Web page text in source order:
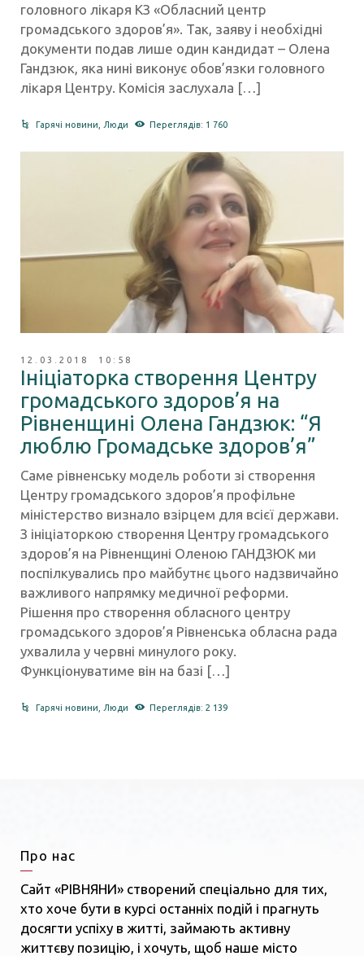
головного лікаря КЗ «Обласний центр
громадського здоров’я». Так, заяву і необхідні
документи подав лише один кандидат – Олена
Гандзюк, яка нині виконує обов’язки головного
лікаря Центру. Комісія заслухала […]
Гарячі новини Люди Переглядів: 1 760
12.03.2018 10:58
Ініціаторка створення Центру
громадського здоров’я на
Рівненщині Олена Гандзюк: “Я
люблю Громадське здоров’я”
Саме рівненську модель роботи зі створення
Центру громадського здоров’я профільне
міністерство визнало взірцем для всієї держави.
З ініціаторкою створення Центру громадського
здоров’я на Рівненщині Оленою ГАНДЗЮК ми
поспілкувались про майбутнє цього надзвичайно
важливого напрямку медичної реформи.
Рішення про створення обласного центру
громадського здоров’я Рівненська обласна рада
ухвалила у червні минулого року.
Функціонуватиме він на базі […]
Гарячі новини Люди Переглядів: 2 139
Про нас
Сайт «РІВНЯНИ» створений спеціально для тих,
хто хоче бути в курсі останніх подій і прагнуть
досягти успіху в житті, займають активну
життєву позицію, і хочуть, щоб наше місто